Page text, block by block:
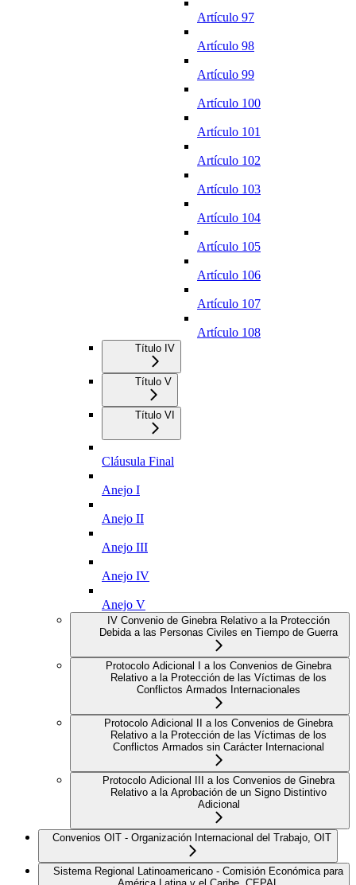
Artículo 97
Artículo 98
Artículo 99
Artículo 100
Artículo 101
Artículo 102
Artículo 103
Artículo 104
Artículo 105
Artículo 106
Artículo 107
Artículo 108
Título IV
Título V
Título VI
Cláusula Final
Anejo I
Anejo II
Anejo III
Anejo IV
Anejo V
IV Convenio de Ginebra Relativo a la Protección
Debida a las Personas Civiles en Tiempo de Guerra
Protocolo Adicional I a los Convenios de Ginebra
Relativo a la Protección de las Víctimas de los
Conflictos Armados Internacionales
Protocolo Adicional II a los Convenios de Ginebra
Relativo a la Protección de las Víctimas de los
Conflictos Armados sin Carácter Internacional
Protocolo Adicional III a los Convenios de Ginebra
Relativo a la Aprobación de un Signo Distintivo
Adicional
Convenios OIT - Organización Internacional del Trabajo, OIT
Sistema Regional Latinoamericano - Comisión Económica para